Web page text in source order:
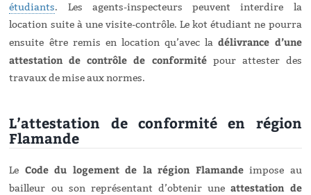
étudiants. Les agents-inspecteurs peuvent interdire la
location suite à une visite-contrôle. Le kot étudiant ne pourra
ensuite être remis en location qu’avec ladélivrance d’une
attestation de contrôle de conformité pour attester des
travaux de mise aux normes.
L’attestation de conformité en région
Flamande
Le Code du logement de la région Flamandeimpose au
bailleur ou son représentant d’obtenir uneattestation de